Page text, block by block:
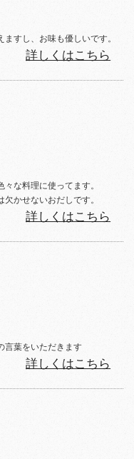
すし、お味も優しいです。
詳しくはこちら
な料理に使ってます。
かせないおだしです。
詳しくはこちら
言葉をいただきます
詳しくはこちら